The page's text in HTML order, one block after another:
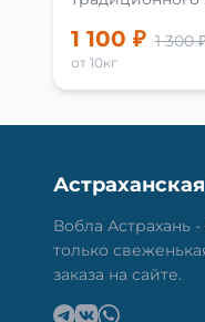
1 100 ₽ 1 300
от 10кг
Вобла Астрахань
только
заказа на сайте.